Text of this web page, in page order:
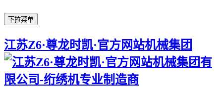
下拉菜单
江苏Z6·尊龙时凯·官方网站机械集团